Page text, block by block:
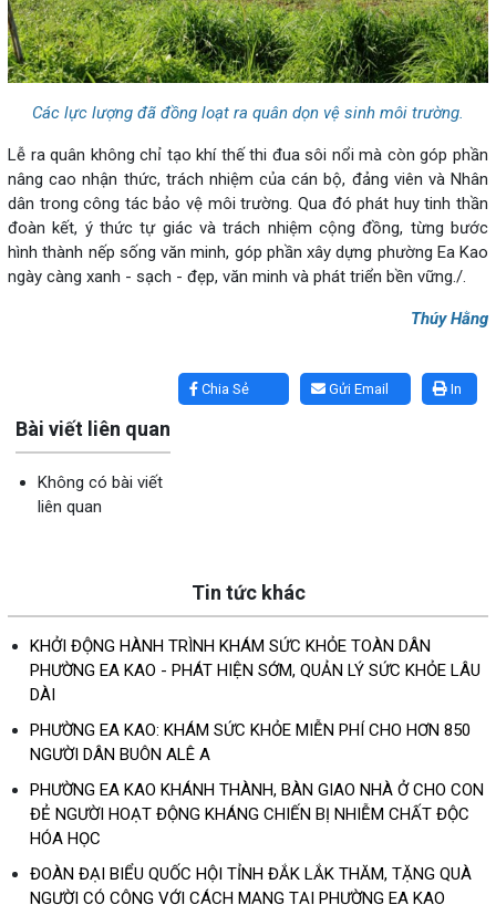
Các lực lượng đã đồng loạt ra quân dọn vệ sinh môi trường.
Lễ ra quân không chỉ tạo khí thế thi đua sôi nổi mà còn góp phần
nâng cao nhận thức, trách nhiệm của cán bộ, đảng viên và Nhân
dân trong công tác bảo vệ môi trường. Qua đó phát huy tinh thần
đoàn kết, ý thức tự giác và trách nhiệm cộng đồng, từng bước
hình thành nếp sống văn minh, góp phần xây dựng phường Ea Kao
ngày càng xanh - sạch - đẹp, văn minh và phát triển bền vững./.
Thúy Hằng
In
Gửi Email
Chia Sẻ
Bài viết liên quan
Không có bài viết
liên quan
Tin tức khác
KHỞI ĐỘNG HÀNH TRÌNH KHÁM SỨC KHỎE TOÀN DÂN
PHƯỜNG EA KAO - PHÁT HIỆN SỚM, QUẢN LÝ SỨC KHỎE LÂU
DÀI
PHƯỜNG EA KAO: KHÁM SỨC KHỎE MIỄN PHÍ CHO HƠN 850
NGƯỜI DÂN BUÔN ALÊ A
PHƯỜNG EA KAO KHÁNH THÀNH, BÀN GIAO NHÀ Ở CHO CON
ĐẺ NGƯỜI HOẠT ĐỘNG KHÁNG CHIẾN BỊ NHIỄM CHẤT ĐỘC
HÓA HỌC
ĐOÀN ĐẠI BIỂU QUỐC HỘI TỈNH ĐẮK LẮK THĂM, TẶNG QUÀ
NGƯỜI CÓ CÔNG VỚI CÁCH MẠNG TẠI PHƯỜNG EA KAO